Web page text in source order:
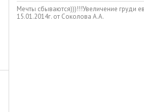
Мечты сбываются)))!!!Увеличение груди
15.01.2014г. от Соколова А.А.